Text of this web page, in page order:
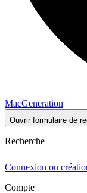
MacGeneration
Ouvrir formulaire de
Recherche
Connexion ou
Compte